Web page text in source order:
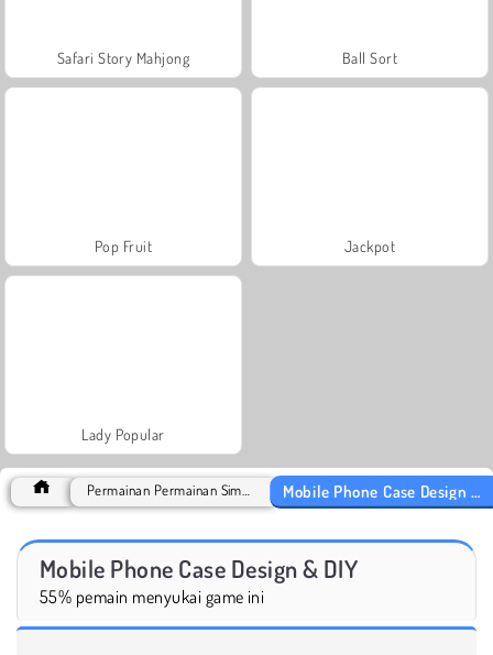
Safari Story Mahjong Ball Sort
Pop Fruit Jackpot
Lady Popular
Mobile Phone Case Design & DIY
55% pemain menyukai game ini